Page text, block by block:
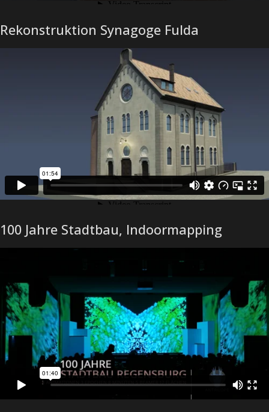
Rekonstruktion Synagoge Fulda
100 Jahre Stadtbau, Indoormapping